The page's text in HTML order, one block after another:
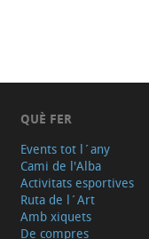
QUÈ FER
Events tot l´any
Cami de l'Alba
Activitats esportives
Ruta de l´Art
Amb xiquets
De compres